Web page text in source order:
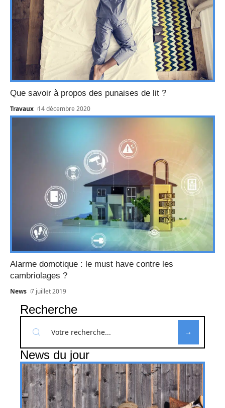
Que savoir à propos des punaises de lit ?
Travaux 14 décembre 2020
Alarme domotique : le must have contre les
cambriolages ?
News 7 juillet 2019
Recherche
News du jour